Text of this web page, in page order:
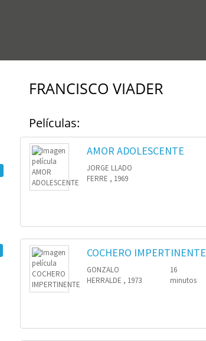
FRANCISCO VIADER
Películas:
AMOR ADOLESCENTE
JORGE LLADO
FERRE , 1969
COCHERO IMPERTINENTE
GONZALO
HERRALDE , 1973
16
minutos